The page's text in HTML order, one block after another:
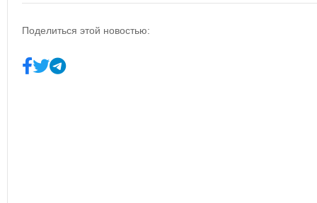
Поделиться этой новостью: